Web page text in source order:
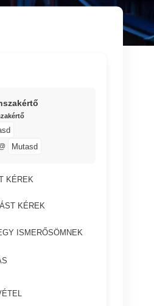
Mutasd
KÉREK
KÉREK
ISMERŐSÖMNEK